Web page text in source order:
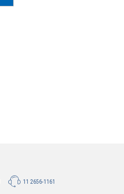
11 2656-1161